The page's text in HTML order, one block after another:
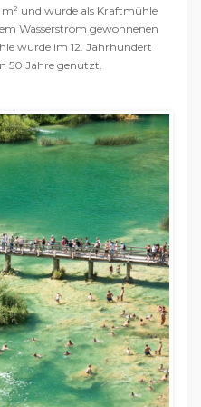
und wurde als Kraftmühle
Wasserstrom gewonnenen
wurde im 12. Jahrhundert
50 Jahre genutzt.